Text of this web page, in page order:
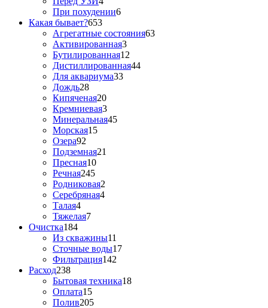
При похудении6
Какая бывает?653
Агрегатные состояния63
Активированная3
Бутилированная12
Дистиллированная44
Для аквариума33
Дождь28
Кипяченая20
Кремниевая3
Минеральная45
Морская15
Озера92
Подземная21
Пресная10
Речная245
Родниковая2
Серебряная4
Талая4
Тяжелая7
Очистка184
Из скважины11
Сточные воды17
Фильтрация142
Расход238
Бытовая техника18
Оплата15
Полив205